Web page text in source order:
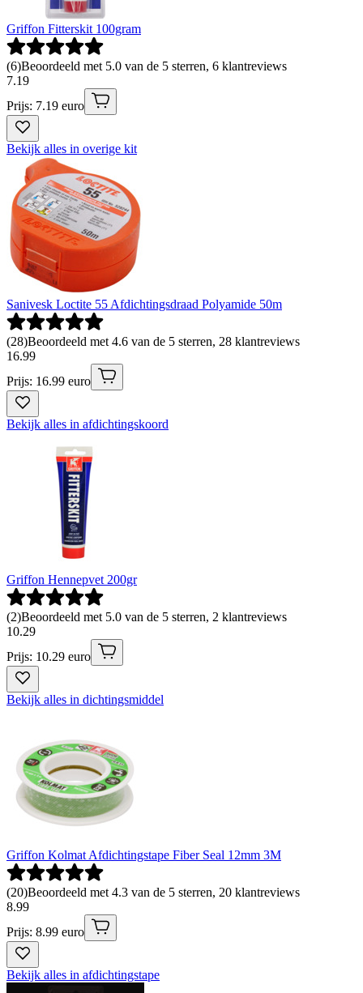
Griffon Fitterskit 100gram
(6)Beoordeeld met 5.0 van de 5 sterren, 6 klantreviews
7.19
Prijs: 7.19 euro
Bekijk alles in overige kit
Sanivesk Loctite 55 Afdichtingsdraad Polyamide 50m
(28)Beoordeeld met 4.6 van de 5 sterren, 28 klantreviews
16.99
Prijs: 16.99 euro
Bekijk alles in afdichtingskoord
Griffon Hennepvet 200gr
(2)Beoordeeld met 5.0 van de 5 sterren, 2 klantreviews
10.29
Prijs: 10.29 euro
Bekijk alles in dichtingsmiddel
Griffon Kolmat Afdichtingstape Fiber Seal 12mm 3M
(20)Beoordeeld met 4.3 van de 5 sterren, 20 klantreviews
8.99
Prijs: 8.99 euro
Bekijk alles in afdichtingstape